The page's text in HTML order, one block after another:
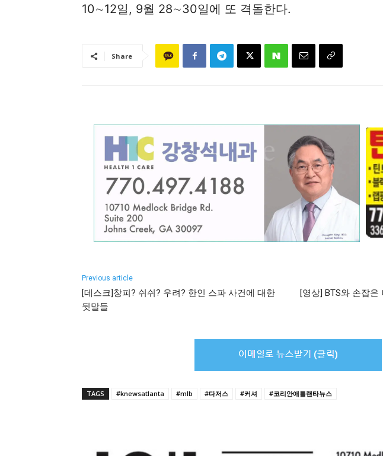
10∼12일, 9월 28∼30일에 또 격돌한다.
Share
Previous article
[데스크]창피? 쉬쉬? 우려? 한인 스파 사건에 대한
뒷말들
[영상] BTS와 손잡은
TAGS #knewsatlanta #mlb #다저스 #커셔 #코리안애틀랜타뉴스